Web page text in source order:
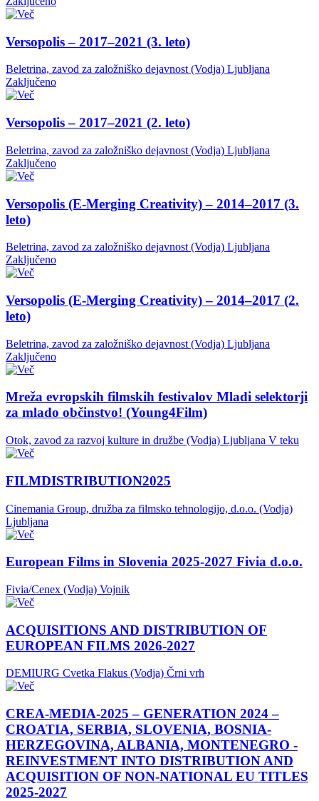
Versopolis – 2017–2021 (3. leto)
Beletrina, zavod za založniško dejavnost (Vodja) Ljubljana
Zaključeno
Versopolis – 2017–2021 (2. leto)
Beletrina, zavod za založniško dejavnost (Vodja) Ljubljana
Zaključeno
Versopolis (E-Merging Creativity) – 2014–2017 (3.
leto)
Beletrina, zavod za založniško dejavnost (Vodja) Ljubljana
Zaključeno
Versopolis (E-Merging Creativity) – 2014–2017 (2.
leto)
Beletrina, zavod za založniško dejavnost (Vodja) Ljubljana
Zaključeno
Mreža evropskih filmskih festivalov Mladi selektorji
za mlado občinstvo! (Young4Film)
Otok, zavod za razvoj kulture in družbe (Vodja) Ljubljana V teku
FILMDISTRIBUTION2025
Cinemania Group, družba za filmsko tehnologijo, d.o.o. (Vodja)
Ljubljana
European Films in Slovenia 2025-2027 Fivia d.o.o.
Fivia/Cenex (Vodja) Vojnik
ACQUISITIONS AND DISTRIBUTION OF
EUROPEAN FILMS 2026-2027
DEMIURG Cvetka Flakus (Vodja) Črni vrh
CREA-MEDIA-2025 – GENERATION 2024 –
CROATIA, SERBIA, SLOVENIA, BOSNIA-
HERZEGOVINA, ALBANIA, MONTENEGRO -
REINVESTMENT INTO DISTRIBUTION AND
ACQUISITION OF NON-NATIONAL EU TITLES
2025-2027